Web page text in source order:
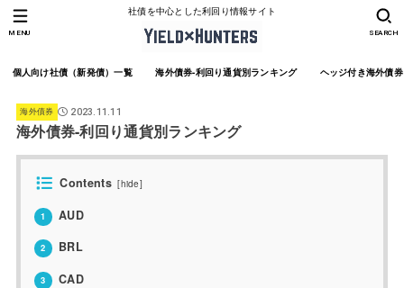
社債を中心とした利回り情報サイト
個人向け社債（新発債）一覧 海外債券-利回り通貨別ランキング ヘッジ付き海外債
SEARCH
MENU
海外債券 2023.11.11
海外債券-利回り通貨別ランキング
Contents [hide]
1 AUD
2 BRL
3 CAD